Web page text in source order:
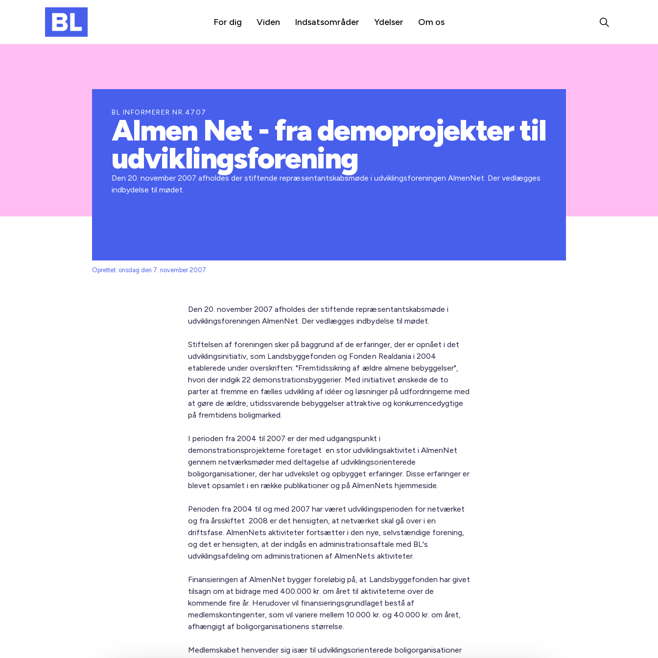
For dig Viden Indsatsområder Ydelser Om os
BL INFORMERER NR.4707
Almen Net - fra demoprojekter til
udviklingsforening
Den 20. november 2007 afholdes der stiftende repræsentantskabsmøde i udviklingsforeningen AlmenNet. Der vedlægges
indbydelse til mødet.
Oprettet: onsdag den 7. november 2007
Den 20. november 2007 afholdes der stiftende repræsentantskabsmøde i
udviklingsforeningen AlmenNet. Der vedlægges indbydelse til mødet.
Stiftelsen af foreningen sker på baggrund af de erfaringer, der er opnået i det
udviklingsinitiativ, som Landsbyggefonden og Fonden Realdania i 2004
etablerede under overskriften: "Fremtidssikring af ældre almene bebyggelser",
hvori der indgik 22 demonstrationsbyggerier. Med initiativet ønskede de to
parter at fremme en fælles udvikling af idéer og løsninger på udfordringerne med
at gøre de ældre, utidssvarende bebyggelser attraktive og konkurrencedygtige
på fremtidens boligmarked.
I perioden fra 2004 til 2007 er der med udgangspunkt i
demonstrationsprojekterne foretaget en stor udviklingsaktivitet i AlmenNet
gennem netværksmøder med deltagelse af udviklingsorienterede
boligorganisationer, der har udvekslet og opbygget erfaringer. Disse erfaringer er
blevet opsamlet i en række publikationer og på AlmenNets hjemmeside.
Perioden fra 2004 til og med 2007 har været udviklingsperioden for netværket
og fra årsskiftet 2008 er det hensigten, at netværket skal gå over i en
driftsfase. AlmenNets aktiviteter fortsætter i den nye, selvstændige forening,
og det er hensigten, at der indgås en administrationsaftale med BL's
udviklingsafdeling om administrationen af AlmenNets aktiviteter.
Finansieringen af AlmenNet bygger foreløbig på, at Landsbyggefonden har givet
tilsagn om at bidrage med 400.000 kr. om året til aktiviteterne over de
kommende fire år. Herudover vil finansieringsgrundlaget bestå af
medlemskontingenter, som vil variere mellem 10.000 kr. og 40.000 kr. om året,
afhængigt af boligorganisationens størrelse.
Medlemskabet henvender sig især til udviklingsorienterede boligorganisationer